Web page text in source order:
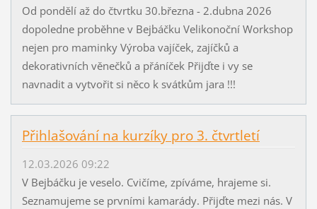
Od pondělí až do čtvrtku 30.března - 2.dubna 2026
dopoledne proběhne v Bejbáčku Velikonoční Workshop
nejen pro maminky Výroba vajíček, zajíčků a
dekorativních věnečků a přáníček Přijďte i vy se
navnadit a vytvořit si něco k svátkům jara !!!
Přihlašování na kurzíky pro 3. čtvrtletí
12.03.2026 09:22
V Bejbáčku je veselo. Cvičíme, zpíváme, hrajeme si.
Seznamujeme se prvními kamarády. Přijďte mezi nás. V